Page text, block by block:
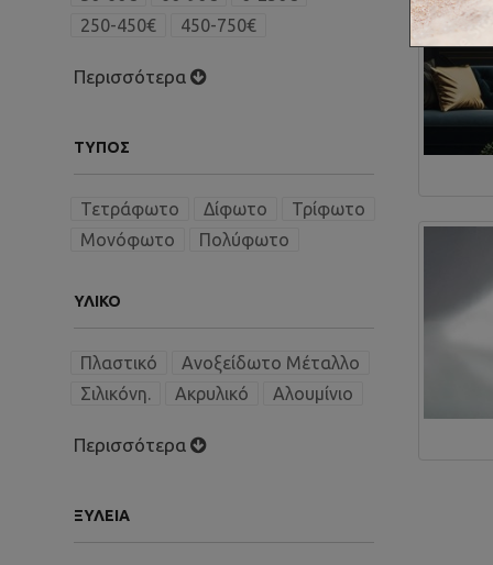
250-450€
450-750€
Περισσότερα
ΤΎΠΟΣ
Τετράφωτο Δίφωτο
Τρίφωτο
Μονόφωτο
Πολύφωτο
ΥΛΙΚΌ
Πλαστικό
Ανοξείδωτο Μέταλλο
Σιλικόνη.
Ακρυλικό Αλουμίνιο
Περισσότερα
ΞΥΛΕΊΑ